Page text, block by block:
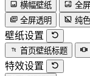
横幅壁纸
全
全屏透明
纯
壁纸设置
首页壁纸标题
特效设置